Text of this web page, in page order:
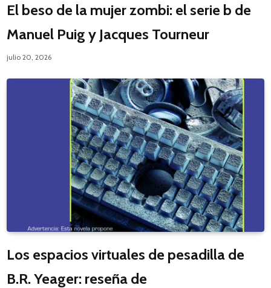
El beso de la mujer zombi: el serie b de
Manuel Puig y Jacques Tourneur
julio 20, 2026
Los espacios virtuales de pesadilla de
B.R. Yeager: reseña de